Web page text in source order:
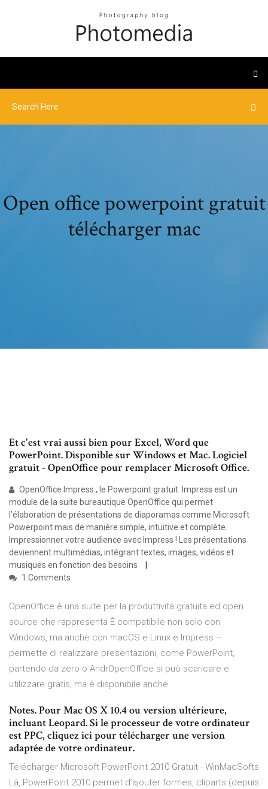
Open office powerpoint gratuit
télécharger mac
Et c'est vrai aussi bien pour Excel, Word que
PowerPoint. Disponible sur Windows et Mac. Logiciel
gratuit - OpenOffice pour remplacer Microsoft Office.
OpenOffice Impress , le Powerpoint gratuit. Impress est un
module de la suite bureautique OpenOffice qui permet
l’élaboration de présentations de diaporamas comme Microsoft
Powerpoint mais de manière simple, intuitive et complète.
Impressionner votre audience avec Impress ! Les présentations
deviennent multimédias, intégrant textes, images, vidéos et
musiques en fonction des besoins
1 Comments
OpenOffice è una suite per la produttività gratuita ed open
source che rappresenta È compatibile non solo con
Windows, ma anche con macOS e Linux e Impress –
permette di realizzare presentazioni, come PowerPoint,
partendo da zero o AndrOpenOffice si può scaricare e
utilizzare gratis, ma è disponibile anche
Notes. Pour Mac OS X 10.4 ou version ultérieure,
incluant Leopard. Si le processeur de votre ordinateur
est PPC, cliquez ici pour télécharger une version
adaptée de votre ordinateur.
Télécharger Microsoft PowerPoint 2010 Gratuit - WinMacSofts
Là, PowerPoint 2010 permet d’ajouter formes, cliparts (depuis